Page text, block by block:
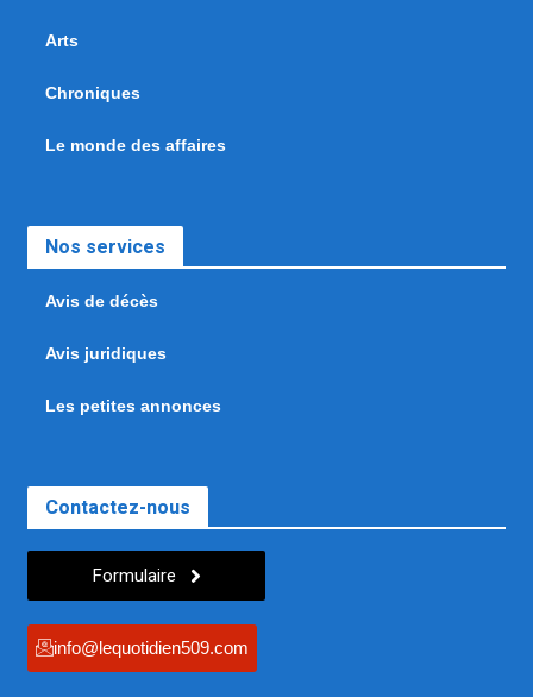
Arts
Chroniques
Le monde des affaires
Nos services
Avis de décès
Avis juridiques
Les petites annonces
Contactez-nous
Formulaire
info@lequotidien509.com